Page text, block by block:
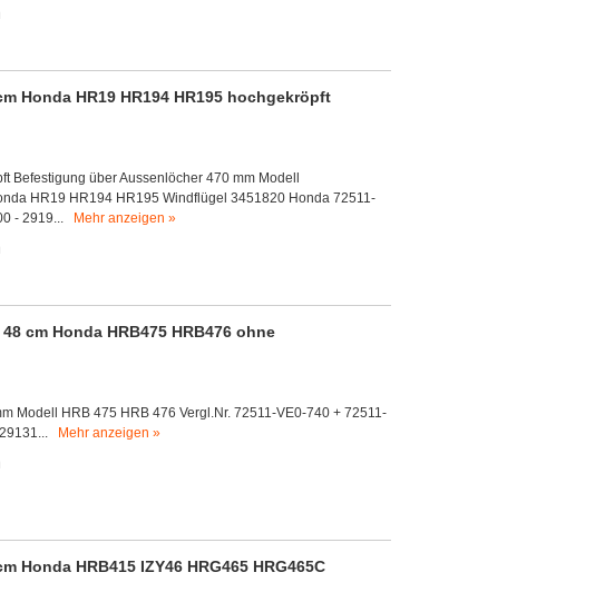
Honda HR19 HR194 HR195 hochgekröpft
Befestigung über Aussenlöcher 470 mm Modell
HR19 HR194 HR195 Windflügel 3451820 Honda 72511-
- 2919...
Mehr anzeigen »
cm Honda HRB475 HRB476 ohne
Modell HRB 475 HRB 476 Vergl.Nr. 72511-VE0-740 + 72511-
Mehr anzeigen »
Honda HRB415 IZY46 HRG465 HRG465C